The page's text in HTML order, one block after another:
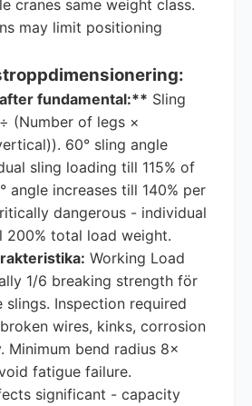
cranes same weight class.
may limit positioning
fundamental:** Sling
(Number of legs ×
60° sling angle
sling loading till 115% of
angle increases till 140% per
dangerous - individual
200% total load weight.
Working Load
1/6 breaking strength för
slings. Inspection required
wires, kinks, corrosion
Minimum bend radius 8×
fatigue failure.
significant - capacity